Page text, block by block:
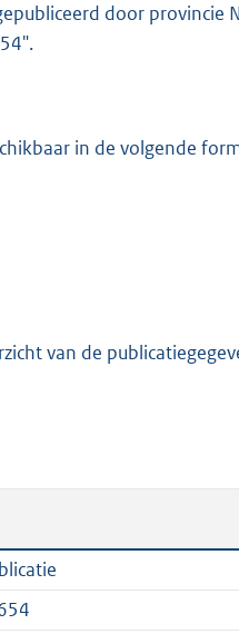
door provincie
in de volgende
van de